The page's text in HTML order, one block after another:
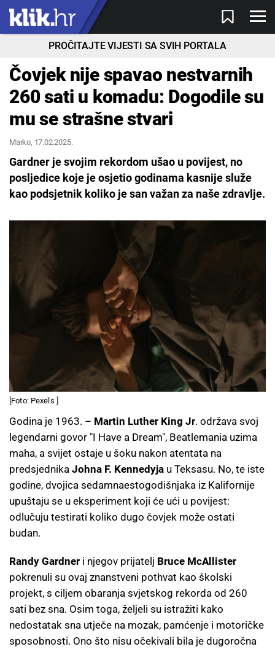
PROČITAJTE VIJESTI SA SVIH PORTALA
Čovjek nije spavao nestvarnih
260 sati u komadu: Dogodile su
mu se strašne stvari
Marko, 17.02.2025.
Gardner je svojim rekordom ušao u povijest, no
posljedice koje je osjetio godinama kasnije služe
kao podsjetnik koliko je san važan za naše zdravlje.
[Foto: Pexels ]
Godina je 1963. – Martin Luther King Jr. održava svoj
legendarni govor "I Have a Dream", Beatlemania uzima
maha, a svijet ostaje u šoku nakon atentata na
predsjednika Johna F. Kennedyja u Teksasu. No, te iste
godine, dvojica sedamnaestogodišnjaka iz Kalifornije
upuštaju se u eksperiment koji će ući u povijest:
odlučuju testirati koliko dugo čovjek može ostati
budan.
Randy Gardner i njegov prijatelj Bruce McAllister
pokrenuli su ovaj znanstveni pothvat kao školski
projekt, s ciljem obaranja svjetskog rekorda od 260
sati bez sna. Osim toga, željeli su istražiti kako
nedostatak sna utječe na mozak, pamćenje i motoričke
sposobnosti. Ono što nisu očekivali bila je dugoročna